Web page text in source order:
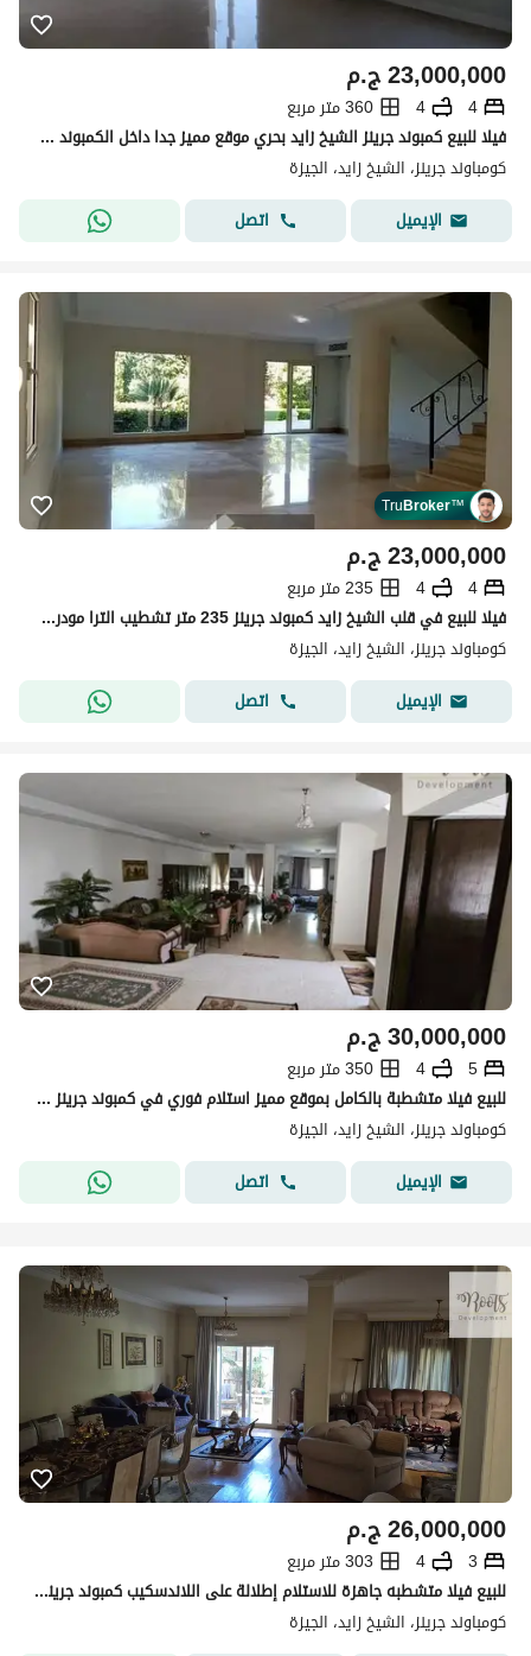
ج.م23,000,000
4
4
360 متر مربع
فيلا للبيع كمبوند جرينز الشيخ زايد بحري موقع مميز جدا داخل الكمبوند فيو علي لاند سكيب و بحيره
كومباوند جرينز، الشيخ زايد، الجيزة
الإيميل
اتصل
TruBroker™
ج.م23,000,000
4
4
235 متر مربع
فيلا للبيع في قلب الشيخ زايد كمبوند جرينز 235 متر تشطيب الترا مودرن بالتكييفات و المطبخ
كومباوند جرينز، الشيخ زايد، الجيزة
الإيميل
اتصل
ج.م30,000,000
5
4
350 متر مربع
للبيع فيلا متشطبة بالكامل بموقع مميز استلام فوري في كمبوند جرينز - الشيخ زايد Villa for sale Finished Ready to move in Greens - Sheikh Zayed
كومباوند جرينز، الشيخ زايد، الجيزة
الإيميل
اتصل
ج.م26,000,000
3
4
303 متر مربع
للبيع فيلا متشطبه جاهزة للاستلام إطلالة على اللاندسكيب كمبوند جرينز – الشيخ ذايد For Sale Villa Finished, Ready to move ,in Greens –El Sheikh Zayed.
كومباوند جرينز، الشيخ زايد، الجيزة